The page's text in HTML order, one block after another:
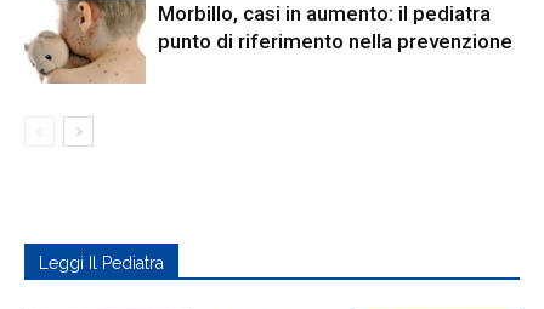
Morbillo, casi in aumento: il pediatra
punto di riferimento nella prevenzione
Leggi Il Pediatra